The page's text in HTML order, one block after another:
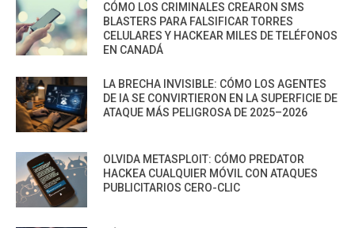
CÓMO LOS CRIMINALES CREARON SMS
BLASTERS PARA FALSIFICAR TORRES
CELULARES Y HACKEAR MILES DE TELÉFONOS
EN CANADÁ
LA BRECHA INVISIBLE: CÓMO LOS AGENTES
DE IA SE CONVIRTIERON EN LA SUPERFICIE DE
ATAQUE MÁS PELIGROSA DE 2025–2026
OLVIDA METASPLOIT: CÓMO PREDATOR
HACKEA CUALQUIER MÓVIL CON ATAQUES
PUBLICITARIOS CERO-CLIC